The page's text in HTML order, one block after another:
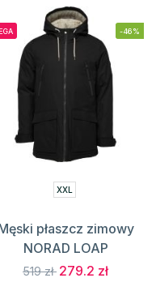
-46%
XXL
płaszcz zimowy
NORAD LOAP
519 zł 279.2 zł